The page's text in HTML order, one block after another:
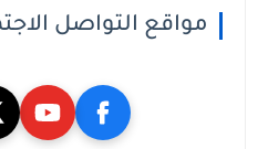
مواقع التواصل